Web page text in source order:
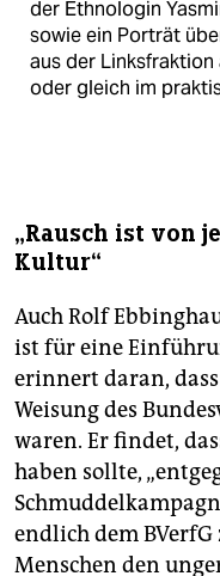
der Ethnologin
sowie ein Porträt
aus der Linksfraktion
oder gleich im
„Rausch ist von
Kultur“
Auch Rolf
ist für eine
erinnert daran,
Weisung des
waren. Er findet,
haben sollte,
endlich dem
Menschen den